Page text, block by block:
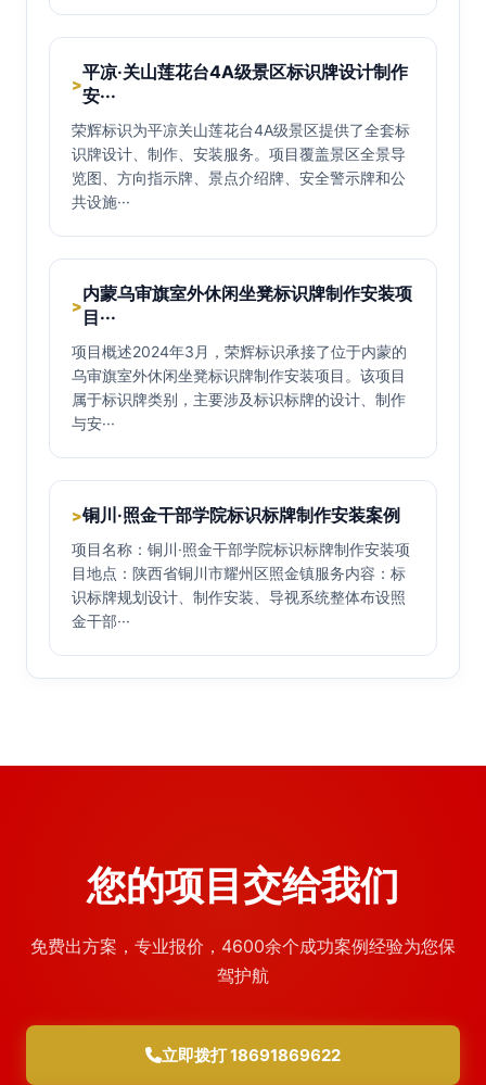
>
平凉·关山莲花台4A级景区标识牌设计制作
安···
荣辉标识为平凉关山莲花台4A级景区提供了全套标
识牌设计、制作、安装服务。项目覆盖景区全景导
览图、方向指示牌、景点介绍牌、安全警示牌和公
共设施···
>
内蒙乌审旗室外休闲坐凳标识牌制作安装项
目···
项目概述2024年3月，荣辉标识承接了位于内蒙的
乌审旗室外休闲坐凳标识牌制作安装项目。该项目
属于标识牌类别，主要涉及标识标牌的设计、制作
与安···
>铜川·照金干部学院标识标牌制作安装案例
项目名称：铜川·照金干部学院标识标牌制作安装项
目地点：陕西省铜川市耀州区照金镇服务内容：标
识标牌规划设计、制作安装、导视系统整体布设照
金干部···
您的项目交给我们
免费出方案，专业报价，4600余个成功案例经验为您保
驾护航
立即拨打 18691869622